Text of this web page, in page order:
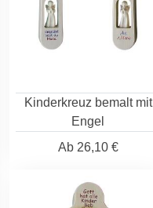
Kinderkreuz bemalt mit
Engel
Ab26,10 €